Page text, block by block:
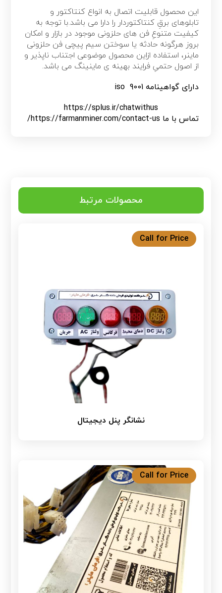
این محصول قابلیت اتصال به انواع کنتاکتور و
تابلوهای برقِ کنتاکتوردار را دارا می باشد.با توجه به
کیفیت متنوعِ فن های حلزونی موجود در بازار و امکان
بروز هرگونه حادثه یا سوختن سیم پیچی فن حلزونی
ماینر، استفاده ازاین محصول موضوعی اجتناب ناپذیر و
از اصول حتمیِ فرایند بهینه ی ماینینگ می باشد.
دارای گواهینامه iso 9001
https://splus.ir/chatwithus
تماس با ما https://farmanminer.com/contact-us/
محصولات مرتبط
نشانگر پنل دیجیتال
Call for Price
Call for Price